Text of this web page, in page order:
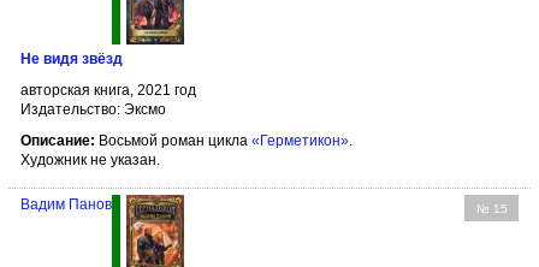
Не видя звёзд
авторская книга, 2021 год
Издательство: Эксмо
Описание: Восьмой роман цикла «Герметикон».
Художник не указан.
№ 15
Вадим Панов